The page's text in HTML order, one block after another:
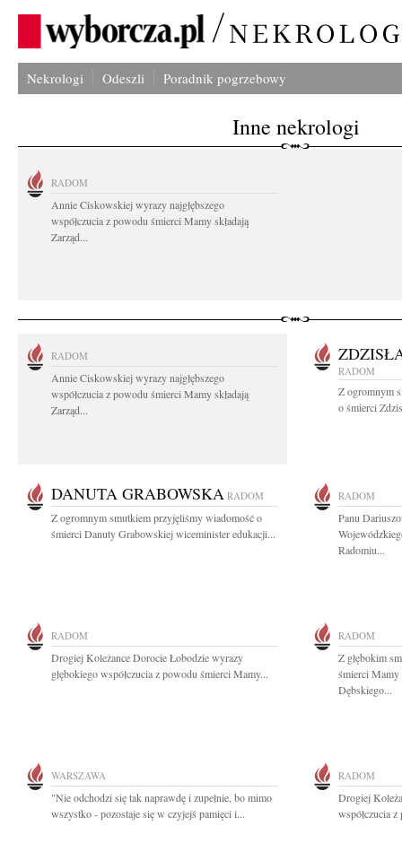
Nekrologi Odeszli Poradnik pogrzebowy
Inne nekrologi
RADOM
Annie Ciskowskiej wyrazy najgłębszego
współczucia z powodu śmierci Mamy składają
Zarząd...
RADOM
Annie Ciskowskiej wyrazy najgłębszego
współczucia z powodu śmierci Mamy składają
Zarząd...
RADOM
Z ogromnym
o śmierci
DANUTA GRABOWSKA RADOM
Z ogromnym smutkiem przyjęliśmy wiadomość o
śmierci Danuty Grabowskiej wiceminister edukacji...
RADOM
Panu
Radomiu...
RADOM
Drogiej Koleżance Dorocie Łobodzie wyrazy
głębokiego współczucia z powodu śmierci Mamy...
RADOM
Z głębokim
śmierci Mamy
Dębskiego...
WARSZAWA
"Nie odchodzi się tak naprawdę i zupełnie, bo mimo
wszystko - pozostaje się w czyjejś pamięci i...
RADOM
Drogiej
współczucia